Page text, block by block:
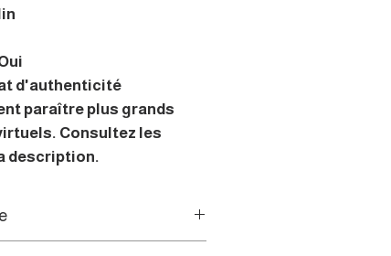
d'authenticité
paraître plus grands
Consultez les
description.